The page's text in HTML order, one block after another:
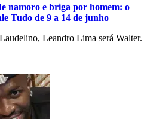
namoro e briga por homem: o
Tudo de 9 a 14 de junho
Leandro Lima será Walter.